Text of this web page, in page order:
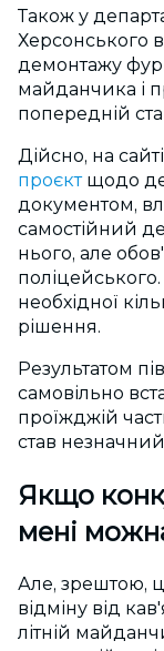
Також у
Херсонського
демонтажу
майданчика і
попередній
Дійсно, на
проєктщодо
документом,
самостійний
нього, але
необхідної
рішення.
Результатом
самовільно
проїжджій
став
Якщо
мені
Але, зрештою,
відміну від
літній